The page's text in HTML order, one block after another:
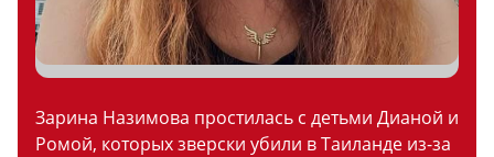
Зарина Назимова простилась с детьми Дианой и
Ромой, которых зверски убили в Таиланде из-за